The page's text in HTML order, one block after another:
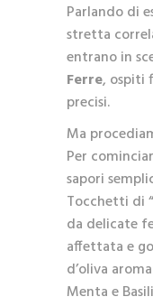
Parlando di
stretta
entrano in
Ferre, ospiti
precisi.
Ma
Per
sapori
Tocchetti di
da delicate
affettata e
d’oliva
Menta e